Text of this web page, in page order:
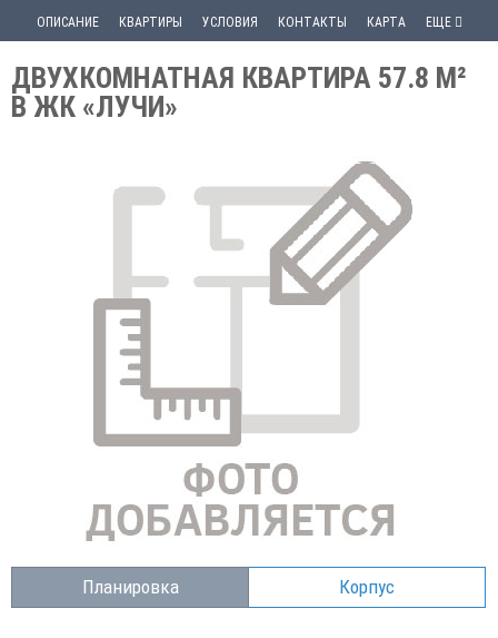
ОПИСАНИЕ КВАРТИРЫ УСЛОВИЯ КОНТАКТЫ КАРТА ЕЩЕ
ДВУХКОМНАТНАЯ КВАРТИРА 57.8 М²
В ЖК «ЛУЧИ»
Планировка Корпус